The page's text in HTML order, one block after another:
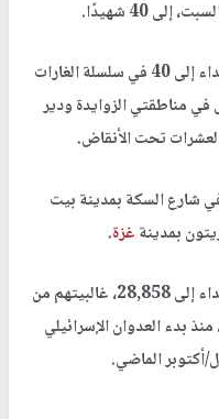
إلى 40 شهيدًا.
وأفادت مصادر محلية، بارتفاع عدد الشهداء إلى 40 في سلسلة الغارات
التي استهدفت نحو 10 منازل في مناطقتي الزوايدة ودير
تحت الأنقاض.
شارع السكة بمدينة بيت
بمدينةغزة.
وفي حصيلة غير نهائية، ارتفع عدد الشهداء إلى 28,858، غالبيتهم من
والأطفال، والجرحى إلى 68,677، منذ بدء العدوان الإسرائيلي
أكتوبر الماضي.